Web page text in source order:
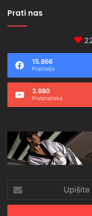
Prati nas
15.866
Pratitelja
3.980
Pretplatnika
svoju
mail